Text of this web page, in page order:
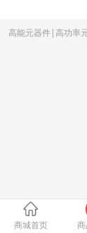
高能元器件|高功率
商城首页